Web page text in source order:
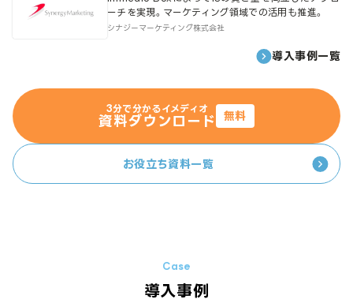
ーチを実現。マーケティング領域での活用も推進。
シナジーマーケティング株式会社
導入事例一覧
3分で分かるイメディオ
資料ダウンロード 無料
お役立ち資料一覧
導入事例